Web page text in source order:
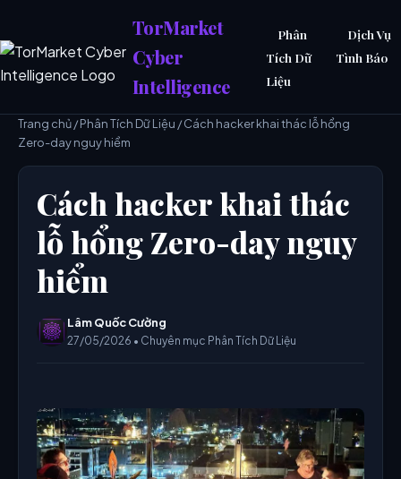
TorMarket
Cyber
Intelligence
Phân
Tích Dữ
Liệu
Dịch Vụ
Tình Báo
Trang chủ/Phân Tích Dữ Liệu / Cách hacker khai thác lỗ hổng
Zero-day nguy hiểm
Cách hacker khai thác
lỗ hổng Zero-day nguy
hiểm
Lâm Quốc Cường
27/05/2026 • Chuyên mục Phân Tích Dữ Liệu